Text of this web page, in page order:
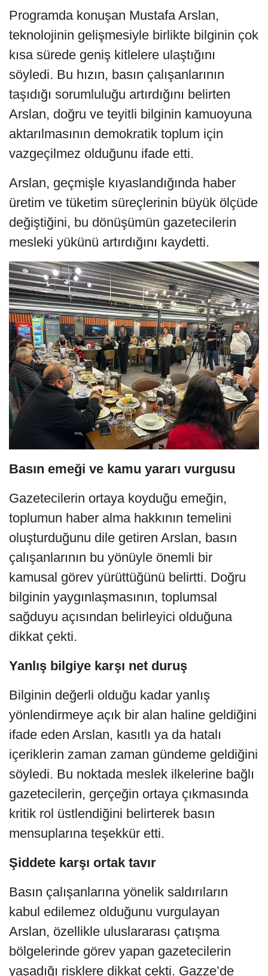
Programda konuşan Mustafa Arslan,
teknolojinin gelişmesiyle birlikte bilginin çok
kısa sürede geniş kitlelere ulaştığını
söyledi. Bu hızın, basın çalışanlarının
taşıdığı sorumluluğu artırdığını belirten
Arslan, doğru ve teyitli bilginin kamuoyuna
aktarılmasının demokratik toplum için
vazgeçilmez olduğunu ifade etti.
Arslan, geçmişle kıyaslandığında haber
üretim ve tüketim süreçlerinin büyük ölçüde
değiştiğini, bu dönüşümün gazetecilerin
mesleki yükünü artırdığını kaydetti.
Basın emeği ve kamu yararı vurgusu
Gazetecilerin ortaya koyduğu emeğin,
toplumun haber alma hakkının temelini
oluşturduğunu dile getiren Arslan, basın
çalışanlarının bu yönüyle önemli bir
kamusal görev yürüttüğünü belirtti. Doğru
bilginin yaygınlaşmasının, toplumsal
sağduyu açısından belirleyici olduğuna
dikkat çekti.
Yanlış bilgiye karşı net duruş
Bilginin değerli olduğu kadar yanlış
yönlendirmeye açık bir alan haline geldiğini
ifade eden Arslan, kasıtlı ya da hatalı
içeriklerin zaman zaman gündeme geldiğini
söyledi. Bu noktada meslek ilkelerine bağlı
gazetecilerin, gerçeğin ortaya çıkmasında
kritik rol üstlendiğini belirterek basın
mensuplarına teşekkür etti.
Şiddete karşı ortak tavır
Basın çalışanlarına yönelik saldırıların
kabul edilemez olduğunu vurgulayan
Arslan, özellikle uluslararası çatışma
bölgelerinde görev yapan gazetecilerin
yaşadığı risklere dikkat çekti. Gazze’de